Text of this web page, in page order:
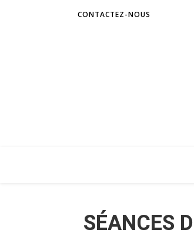
CONTACTEZ-NOUS
SÉANCES